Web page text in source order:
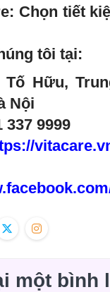
Chọn tiết
tôi tại:
Hữu,
Nội
337 9999
một bình